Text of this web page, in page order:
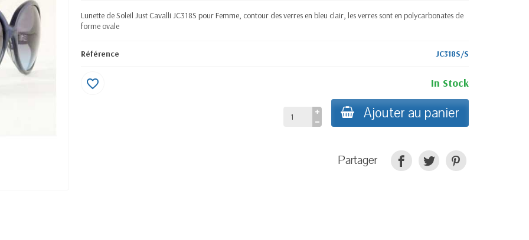
Lunette de Soleil Just Cavalli JC318S pour Femme, contour des verres en bleu clair, les verres sont en polycarbonates de
forme ovale
Référence JC318S/S
In Stock
Ajouter au panier
favorite_border
Partager